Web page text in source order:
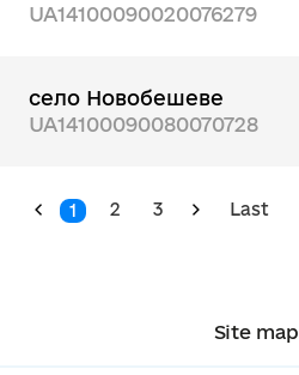
UA14100090020076279
село Новобешеве
UA14100090080070728
1 2 3 Last
Site map